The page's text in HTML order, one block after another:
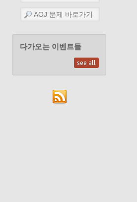
다가오는 이벤트들
see all